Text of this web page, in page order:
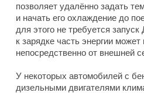
позволяет удалённо задать
и начать его охлаждение до
для этого не требуется
к зарядке часть энергии может
непосредственно от внешней
У некоторых автомобилей с
дизельными двигателями